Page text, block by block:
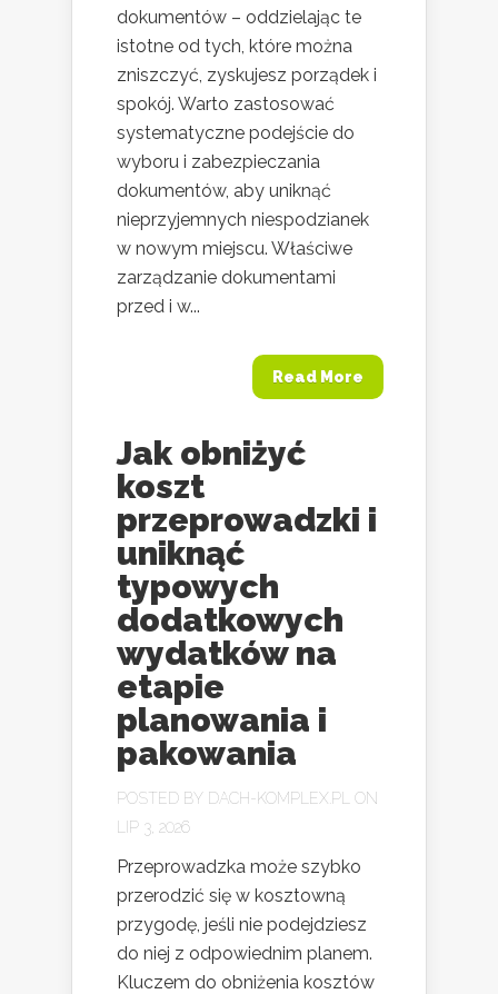
dokumentów – oddzielając te
istotne od tych, które można
zniszczyć, zyskujesz porządek i
spokój. Warto zastosować
systematyczne podejście do
wyboru i zabezpieczania
dokumentów, aby uniknąć
nieprzyjemnych niespodzianek
w nowym miejscu. Właściwe
zarządzanie dokumentami
przed i w...
Read More
Jak obniżyć
koszt
przeprowadzki i
uniknąć
typowych
dodatkowych
wydatków na
etapie
planowania i
pakowania
POSTED BY DACH-KOMPLEX.PL
ON
LIP 3, 2026
Przeprowadzka może szybko
przerodzić się w kosztowną
przygodę, jeśli nie podejdziesz
do niej z odpowiednim planem.
Kluczem do obniżenia kosztów